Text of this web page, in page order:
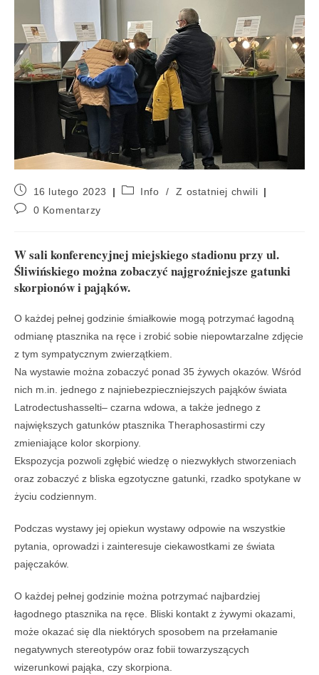
16 lutego 2023 Info /
Z ostatniej chwili
0 Komentarzy
W sali konferencyjnej miejskiego stadionu przy ul.
Śliwińskiego można zobaczyć najgroźniejsze gatunki
skorpionów i pająków.
O każdej pełnej godzinie śmiałkowie mogą potrzymać łagodną
odmianę ptasznika na ręce i zrobić sobie niepowtarzalne zdjęcie
z tym sympatycznym zwierzątkiem.
Na wystawie można zobaczyć ponad 35 żywych okazów. Wśród
nich m.in. jednego z najniebezpieczniejszych pająków świata
Latrodectushasselti– czarna wdowa, a także jednego z
największych gatunków ptasznika Theraphosastirmi czy
zmieniające kolor skorpiony.
Ekspozycja pozwoli zgłębić wiedzę o niezwykłych stworzeniach
oraz zobaczyć z bliska egzotyczne gatunki, rzadko spotykane w
życiu codziennym.
Podczas wystawy jej opiekun wystawy odpowie na wszystkie
pytania, oprowadzi i zainteresuje ciekawostkami ze świata
pajęczaków.
O każdej pełnej godzinie można potrzymać najbardziej
łagodnego ptasznika na ręce. Bliski kontakt z żywymi okazami,
może okazać się dla niektórych sposobem na przełamanie
negatywnych stereotypów oraz fobii towarzyszących
wizerunkowi pająka, czy skorpiona.